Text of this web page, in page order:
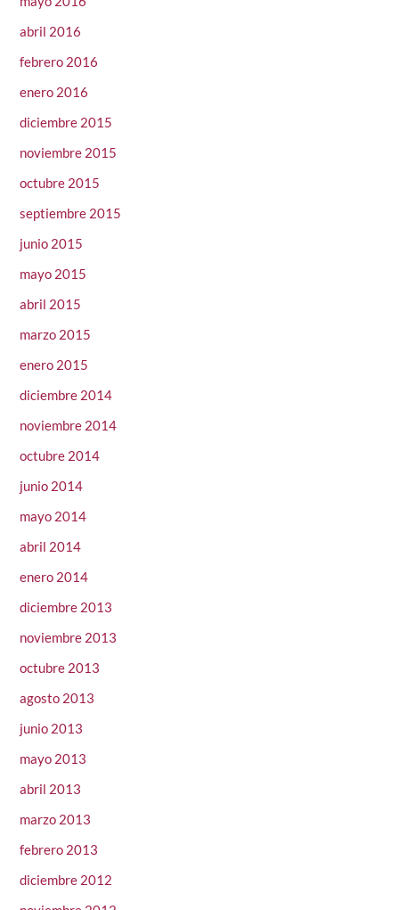
abril 2016
febrero 2016
enero 2016
diciembre 2015
noviembre 2015
octubre 2015
septiembre 2015
junio 2015
mayo 2015
abril 2015
marzo 2015
enero 2015
diciembre 2014
noviembre 2014
octubre 2014
junio 2014
mayo 2014
abril 2014
enero 2014
diciembre 2013
noviembre 2013
octubre 2013
agosto 2013
junio 2013
mayo 2013
abril 2013
marzo 2013
febrero 2013
diciembre 2012